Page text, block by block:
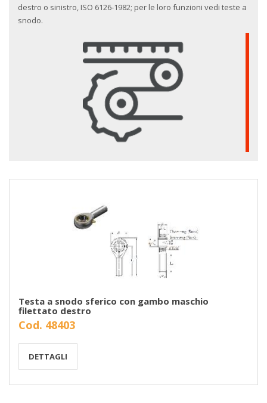
destro o sinistro, ISO 6126-1982; per le loro funzioni vedi teste a
snodo.
Testa a snodo sferico con gambo maschio
filettato destro
Cod. 48403
DETTAGLI